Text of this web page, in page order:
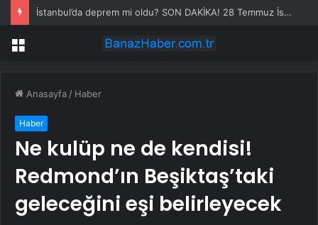
İstanbul’da deprem mi oldu? SON DAKİKA! 28 Temmuz İstanbul’da az önce nerede deprem oldu?
Menü
Anasayfa / Haber
Haber
Ne kulüp ne de kendisi!
Redmond’ın Beşiktaş’taki
geleceğini eşi belirleyecek